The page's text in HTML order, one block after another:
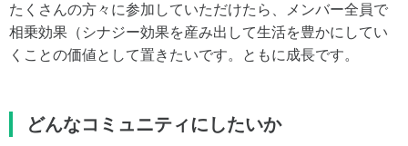
たくさんの方々に参加していただけたら、メンバー全員で
相乗効果（シナジー効果を産み出して生活を豊かにしてい
くことの価値として置きたいです。ともに成長です。
どんなコミュニティにしたいか